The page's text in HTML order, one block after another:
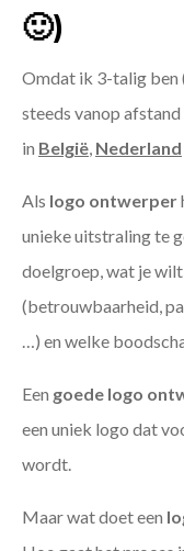
🙂)
Omdat ik 3-talig ben
steeds vanop
in België, Nederland
Als logo ontwerper
unieke uitstraling te
doelgroep, wat je
(betrouwbaarheid,
…) en welke
Een goede logo
een uniek logo dat
wordt.
Maar wat doet een